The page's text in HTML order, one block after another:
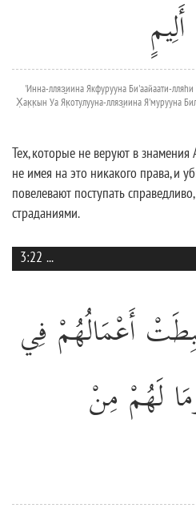
'Инна-лляз̱иина Якфурууна Би'аайаати-
Х̣ак̣к̣ын Уа Як̣отулууна-лляз̱иина Я'мурууна
Тех, которые не веруют в
не имея на это никакого права, и
повелевают поступать
страданиями.
3:22 ...
أَعْمَالُهُمْ فِي
لَهُمْ مِنْ